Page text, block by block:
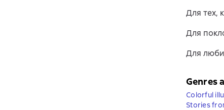
Для тех,
Для
Для
Genres
Colorful
Stories